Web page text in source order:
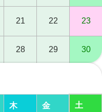
21 22 23
28 29 30
木 金 土